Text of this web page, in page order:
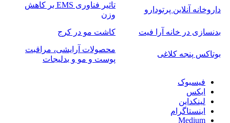
داروخانه آنلاین پرتودارو
تاثیر فناوری EMS بر کاهش
وزن
بدنسازی در خانه آرا فیت
کاشت مو در کرج
بوتاکس پنجه کلاغی
محصولات آرایشی، مراقبت
پوست و مو و بدلیجات
فیسبوک
ایکس
لینکداین
اینستاگرام
Medium